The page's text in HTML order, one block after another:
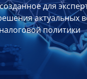
для
актуальных
политики